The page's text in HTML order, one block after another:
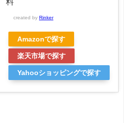
created by Rinker
Amazonで探す
楽天市場で探す
Yahooショッピングで探す